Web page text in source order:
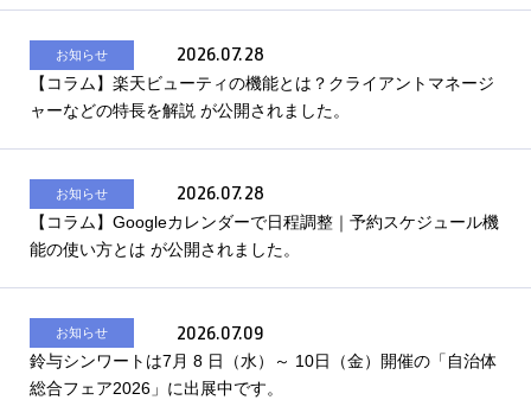
お知らせ 2026.07.28
【コラム】楽天ビューティの機能とは？クライアントマネージ
ャーなどの特長を解説 が公開されました。
お知らせ 2026.07.28
【コラム】Googleカレンダーで日程調整｜予約スケジュール機
能の使い方とは が公開されました。
お知らせ 2026.07.09
鈴与シンワートは7月 8 日（水）～ 10日（金）開催の「自治体
総合フェア2026」に出展中です。